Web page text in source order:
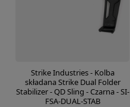
Strike Industries - Kolba
składana Strike Dual Folder
Stabilizer - QD Sling - Czarna - SI-
FSA-DUAL-STAB